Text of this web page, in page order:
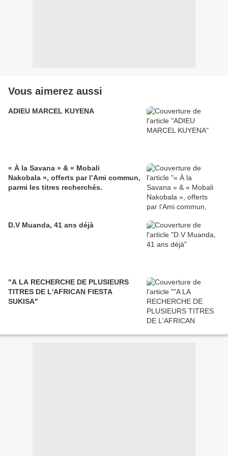
Vous aimerez aussi
ADIEU MARCEL KUYENA
« À la Savana » & « Mobali
Nakobala », offerts par l’Ami commun,
parmi les titres recherchés.
D.V Muanda, 41 ans déjà
"A LA RECHERCHE DE PLUSIEURS
TITRES DE L'AFRICAN FIESTA
SUKISA"